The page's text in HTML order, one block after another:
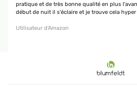
pratique et de très bonne qualité en plus
début de nuit il s'éclaire et je trouve cela
Utilisateur d'Amazon